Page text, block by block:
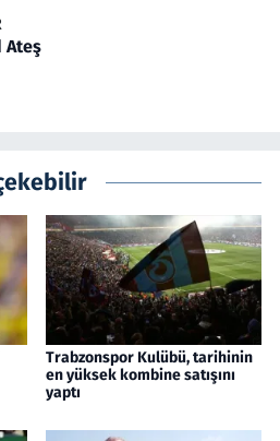
Ateş
Trabzonspor Kulübü, tarihinin
en yüksek kombine satışını
yaptı